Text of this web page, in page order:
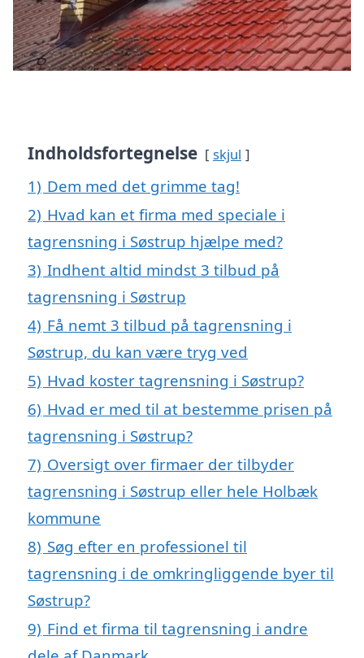
Indholdsfortegnelse skjul
1) Dem med det grimme tag!
2) Hvad kan et firma med speciale i
tagrensning i Søstrup hjælpe med?
3) Indhent altid mindst 3 tilbud på
tagrensning i Søstrup
4) Få nemt 3 tilbud på tagrensning i
Søstrup, du kan være tryg ved
5) Hvad koster tagrensning i Søstrup?
6) Hvad er med til at bestemme prisen på
tagrensning i Søstrup?
7) Oversigt over firmaer der tilbyder
tagrensning i Søstrup eller hele Holbæk
kommune
8) Søg efter en professionel til
tagrensning i de omkringliggende byer til
Søstrup?
9) Find et firma til tagrensning i andre